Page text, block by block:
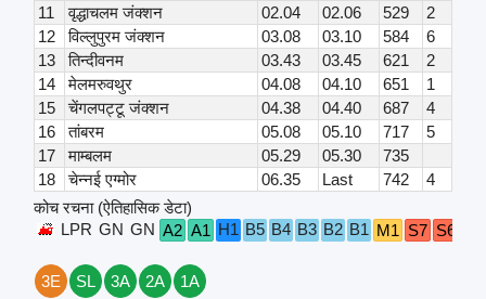
11
वृद्धाचलम जंक्शन 02.04 02.06 529
2
12
विल्लुपुरम जंक्शन 03.08 03.10 584
6
13
तिन्दीवनम 03.43 03.45 621
2
14
मेलमरुवथुर 04.08 04.10 651
1
15
चेंगलपट्टू जंक्शन 04.38 04.40 687
4
16
तांबरम 05.08 05.10 717
5
17
माम्बलम 05.29 05.30
735
18
चेन्नई एग्मोर 06.35 Last 742
4
कोच रचना (ऐतिहासिक डेटा)
LPR GN GN A2 A1 H1 B5 B4 B3 B2 B1 M1 S7 S6
3E SL 3A 2A
1A